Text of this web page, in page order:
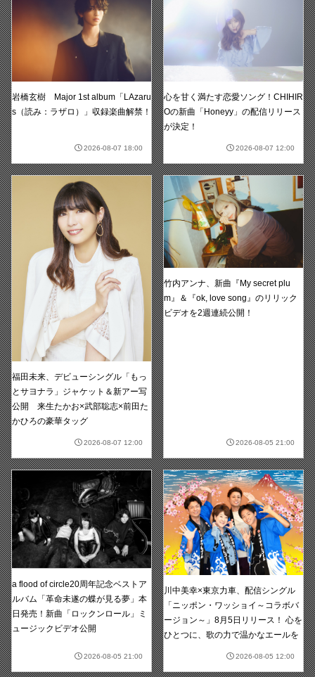
岩橋玄樹 Major 1st album「LAzaru
s（読み：ラザロ）」収録楽曲解禁！
2026-08-07 18:00
心を甘く満たす恋愛ソング！CHIHIR
Oの新曲「Honeyy」の配信リリース
が決定！
2026-08-07 12:00
福田未来、デビューシングル「もっ
とサヨナラ」ジャケット＆新アー写
公開 来生たかお×武部聡志×前田た
かひろの豪華タッグ
2026-08-07 12:00
竹内アンナ、新曲『My secret plu
m』＆『ok, love song』のリリック
ビデオを2週連続公開！
2026-08-05 21:00
a flood of circle20周年記念ベストア
ルバム「革命未遂の蝶が見る夢」本
日発売！新曲「ロックンロール」ミ
ュージックビデオ公開
2026-08-05 21:00
川中美幸×東京力車、配信シングル
「ニッポン・ワッショイ～コラボバ
ージョン～」8月5日リリース！ 心を
ひとつに、歌の力で温かなエールを
2026-08-05 12:00